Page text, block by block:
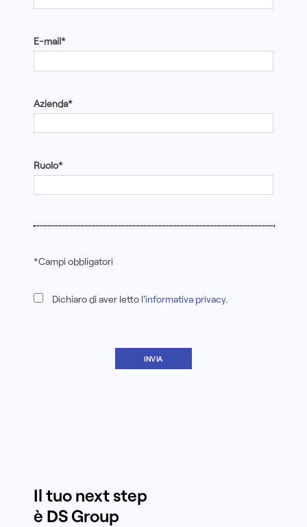
E-mail*
Azienda*
Ruolo*
*Campi obbligatori
Dichiaro di aver letto l'informativa privacy.
Il tuo next step
è DS Group